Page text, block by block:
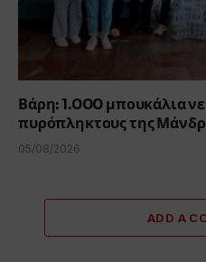
Βάρη: 1.000 μπουκάλια
πυρόπληκτους της
05/08/2026
ADD A